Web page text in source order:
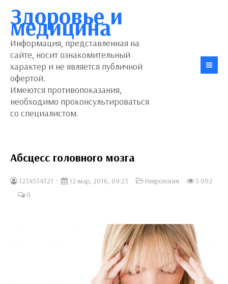
Здоровье и
медицина
Информация, представленная на
сайте, носит ознакомительный
характер и не является публичной
офертой.
Имеются противопоказания,
необходимо проконсультироваться
со специалистом.
Абсцесс головного мозга
1234554321 12-мар, 2016, 09:23 Неврология
5 092
0